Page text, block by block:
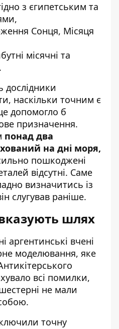
з єгипетським та
Сонця, Місяця
місячні та
дослідники
наскільки точним є
допомогло б
призначення.
понад два
на дні моря,
пошкоджені
відсутні. Саме
визначитись із
слугував раніше.
шлях
аргентинські вчені
моделювання, яке
всі помилки,
не мали
точну